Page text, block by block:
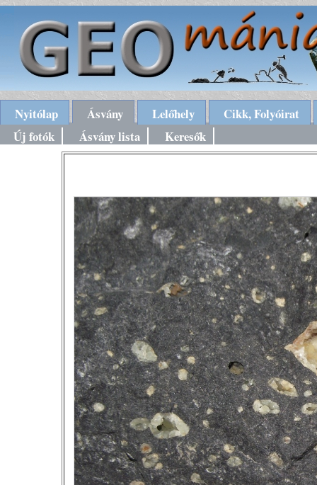
Nyitólap Ásvány Lelőhely
Cikk, Folyóirat
Új fotók
Ásvány lista Keresők